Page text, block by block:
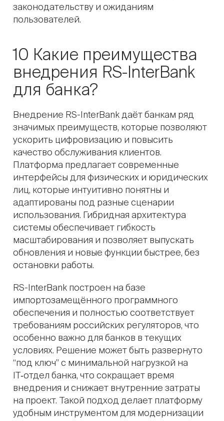
законодательству и ожиданиям
пользователей.
10 Какие преимущества
внедрения RS-InterBank
для банка?
Внедрение RS-InterBank даёт банкам ряд
значимых преимуществ, которые позволяют
ускорить цифровизацию и повысить
качество обслуживания клиентов.
Платформа предлагает современные
интерфейсы для физических и юридических
лиц, которые интуитивно понятны и
адаптированы под разные сценарии
использования. Гибридная архитектура
системы обеспечивает гибкость
масштабирования и позволяет выпускать
обновления и новые функции быстрее, без
остановки работы.
RS-InterBank построен на базе
импортозамещённого программного
обеспечения и полностью соответствует
требованиям российских регуляторов, что
особенно важно для банков в текущих
условиях. Решение может быть развернуто
“под ключ” с минимальной нагрузкой на
IT‑отдел банка, что сокращает время
внедрения и снижает внутренние затраты
на проект. Такой подход делает платформу
удобным инструментом для модернизации